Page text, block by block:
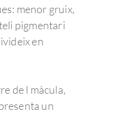
menor gruix,
pigmentari
en
de l màcula,
un